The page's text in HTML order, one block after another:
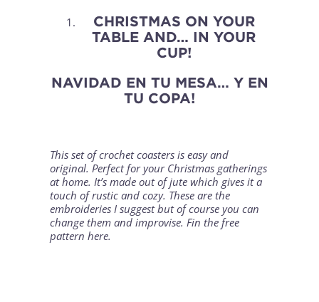
CHRISTMAS ON YOUR
TABLE AND… IN YOUR
CUP!
NAVIDAD EN TU MESA… Y EN
TU COPA!
This set of crochet coasters is easy and
original. Perfect for your Christmas gatherings
at home. It’s made out of jute which gives it a
touch of rustic and cozy. These are the
embroideries I suggest but of course you can
change them and improvise. Fin the free
patternhere.